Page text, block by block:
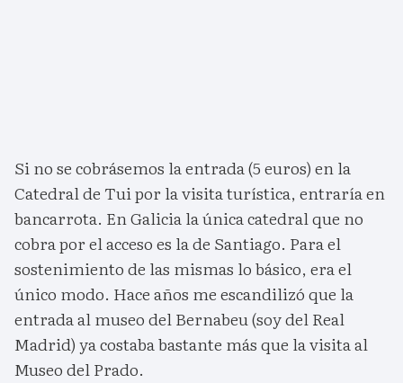
Si no se cobrásemos la entrada (5 euros) en la
Catedral de Tui por la visita turística, entraría en
bancarrota. En Galicia la única catedral que no
cobra por el acceso es la de Santiago. Para el
sostenimiento de las mismas lo básico, era el
único modo. Hace años me escandilizó que la
entrada al museo del Bernabeu (soy del Real
Madrid) ya costaba bastante más que la visita al
Museo del Prado.